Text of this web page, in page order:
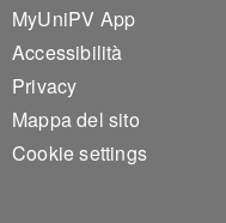
MyUniPV App
Accessibilità
Privacy
Mappa del sito
Cookie settings